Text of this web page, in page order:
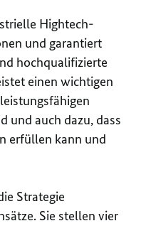
Hightech-
und garantiert
hochqualifizierte
einen wichtigen
und auch dazu, dass
erfüllen kann und
Strategie
Sie stellen vier